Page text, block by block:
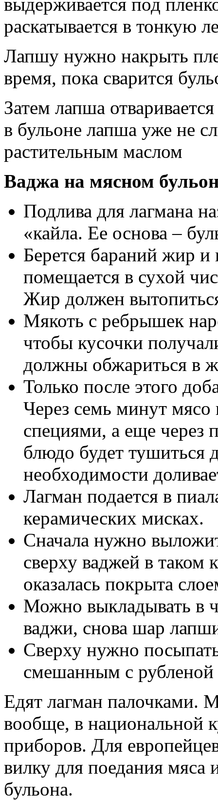
раскатывается в тонкую
Лапшу нужно накрыть
время, пока сварится
Затем лапша
в бульоне лапша уже не
растительным маслом
Ваджа на мясном
Подлива для лагмана
«кайла. Ее основа –
Берется бараний жир и
помещается в сухой
Жир должен
Мякоть с ребрышек
чтобы кусочки
должны обжариться в
Только после этого
Через семь минут мясо
специями, а еще через
блюдо будет тушиться
необходимости
Лагман подается в
керамических мисках.
Сначала нужно
сверху ваджей в таком
оказалась покрыта
Можно выкладывать в
ваджи, снова шар
Сверху нужно
смешанным с рубленой
Едят лагман палочками.
вообще, в национальной
приборов. Для
вилку для поедания
бульона.